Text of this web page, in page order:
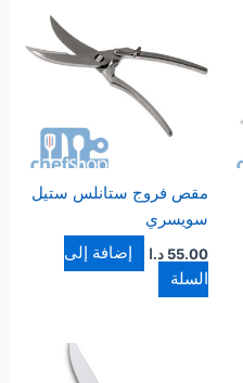
مقص فروج ستانلس ستيل
سويسري
55.00 د.ا
إضافة إلى
السلة